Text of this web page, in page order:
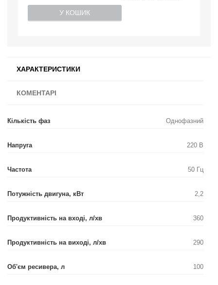
У КОШИК
ХАРАКТЕРИСТИКИ
КОМЕНТАРІ
Кількість фаз Однофазний
Напруга 220 В
Частота 50 Гц
Потужність двигуна, кВт 2,2
Продуктивність на вході, л/хв 360
Продуктивність на виході, л/хв 290
Об'єм ресивера, л 100